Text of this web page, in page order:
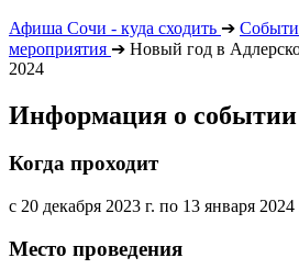
Афиша Сочи - куда сходить ➔
мероприятия ➔ Новый год в
2024
Информация о событии
Когда проходит
с 20 декабря 2023 г. по 13 января 2024
Место проведения